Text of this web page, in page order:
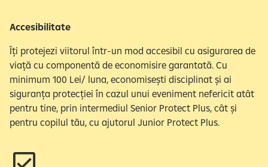
Accesibilitate
Îți protejezi viitorul într-un mod accesibil cu asigurarea de
viață cu componentă de economisire garantată. Cu
minimum 100 Lei/ luna, economisești disciplinat și ai
siguranța protecției în cazul unui eveniment nefericit atât
pentru tine, prin intermediul Senior Protect Plus, cât și
pentru copilul tău, cu ajutorul Junior Protect Plus.